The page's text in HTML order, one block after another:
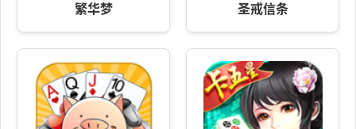
繁华梦 圣戒信条